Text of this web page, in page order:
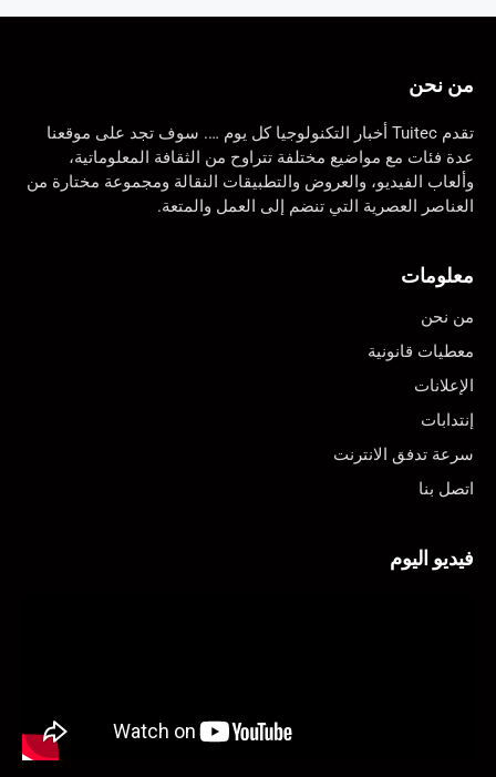
من نحن
تقدم Tuitec أخبار التكنولوجيا كل يوم …. سوف تجد على موقعنا
عدة فئات مع مواضيع مختلفة تتراوح من الثقافة المعلوماتية،
وألعاب الفيديو، والعروض والتطبيقات النقالة ومجموعة مختارة من
العناصر العصرية التي تنضم إلى العمل والمتعة.
معلومات
من نحن
معطيات قانونية
الإعلانات
إنتدابات
سرعة تدفق الانترنت
اتصل بنا
فيديو اليوم